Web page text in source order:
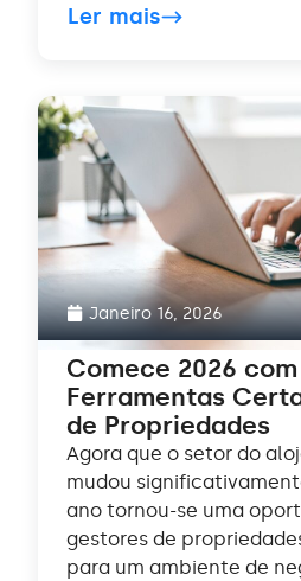
Ler mais
Janeiro 16, 2026
Comece 2026
Ferramentas
de Propriedades
Agora que o setor do
mudou
ano tornou-se uma
gestores de
para um ambiente de